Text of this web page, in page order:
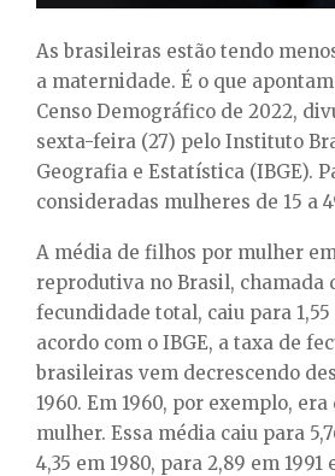
As brasileiras estão tendo
a maternidade. É o que
Censo Demográfico de 2022,
sexta-feira (27) pelo Instituto
Geografia e Estatística (IBGE).
consideradas mulheres de 15 a
A média de filhos por mulher
reprodutiva no Brasil, chamada
fecundidade total, caiu para 1,55
acordo com o IBGE, a taxa de
brasileiras vem decrescendo
1960. Em 1960, por exemplo,
mulher. Essa média caiu para
4,35 em 1980, para 2,89 em 1991